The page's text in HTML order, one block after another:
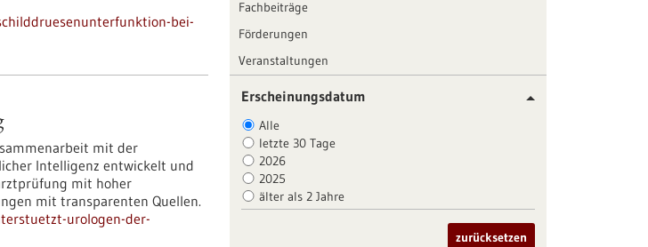
bei-
mit der
Intelligenz entwickelt und
mit hoher
mit transparenten Quellen.
urologen-der-
Fachbeiträge
Förderungen
Veranstaltungen
Erscheinungsdatum
Alle
letzte 30 Tage
2026
2025
älter als 2 Jahre
zurücksetzen